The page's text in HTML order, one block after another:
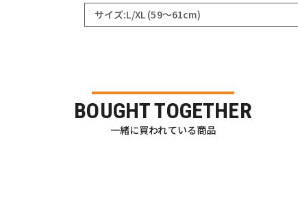
サイズ:L/XL (59～61cm)
BOUGHT TOGETHER
一緒に買われている商品